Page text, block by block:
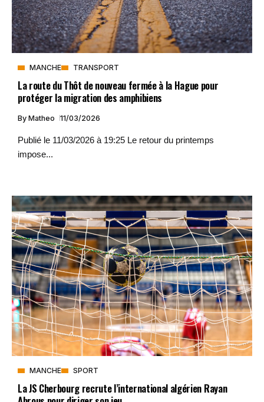
MANCHE TRANSPORT
La route du Thôt de nouveau fermée à la Hague pour
protéger la migration des amphibiens
By Matheo 11/03/2026
Publié le 11/03/2026 à 19:25 Le retour du printemps
impose...
MANCHE SPORT
La JS Cherbourg recrute l’international algérien Rayan